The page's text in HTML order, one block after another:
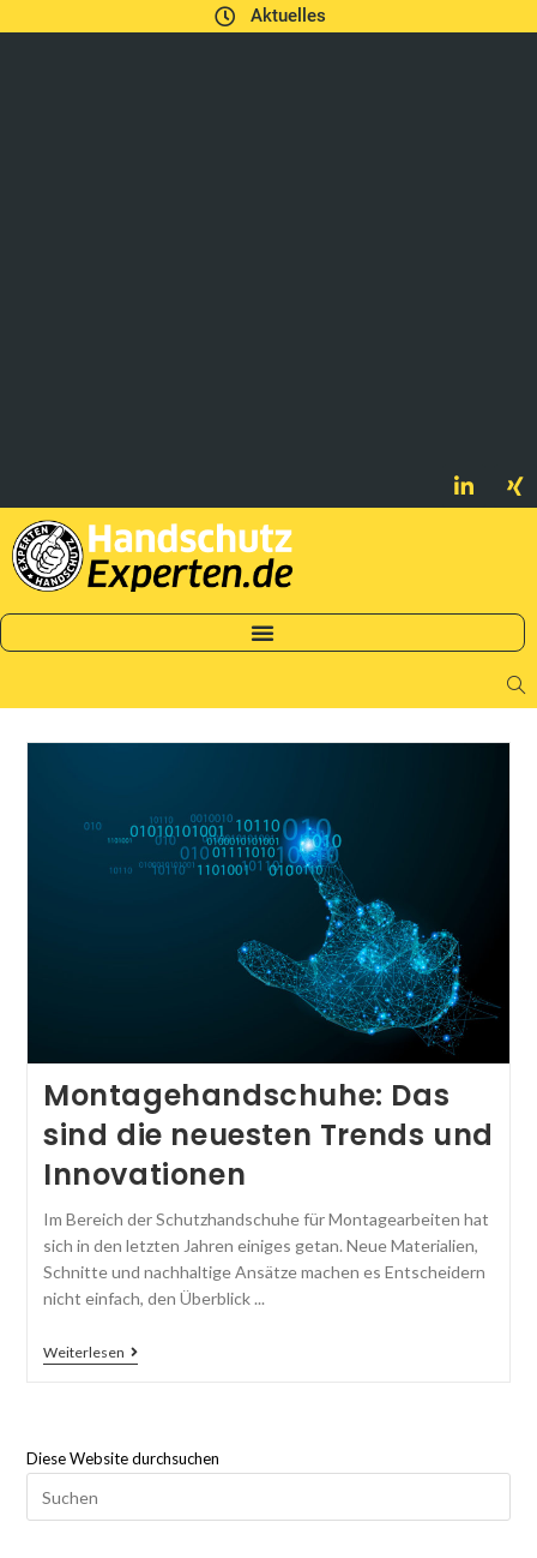
Aktuelles
Montagehandschuhe: Das
sind die neuesten Trends und
Innovationen
Im Bereich der Schutzhandschuhe für Montagearbeiten hat
sich in den letzten Jahren einiges getan. Neue Materialien,
Schnitte und nachhaltige Ansätze machen es Entscheidern
nicht einfach, den Überblick ...
Weiterlesen
Diese Website durchsuchen